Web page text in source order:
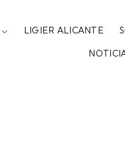
LIGIER ALICANTE